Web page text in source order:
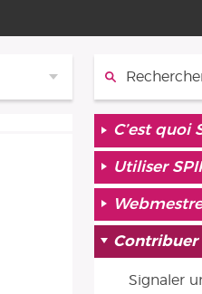
C’est quoi
Utiliser
Contribuer
Signaler